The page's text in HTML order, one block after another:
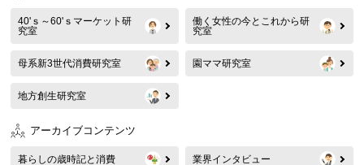
40'ｓ～60'ｓマーケット研
究室
働く女性の今とこれから研
究室
母系新3世代消費研究室 園ママ研究室
地方創生研究室
アーカイブコンテンツ
暮らしの歳時記と消費 業界インタビュー